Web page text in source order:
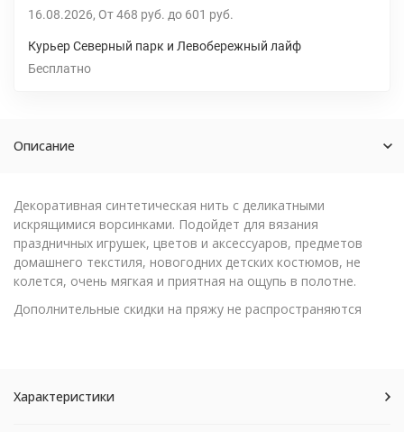
16.08.2026 От 468 руб. до 601 руб.
Курьер Северный парк и Левобережный лайф
Бесплатно
Описание
Декоративная синтетическая нить с деликатными
искрящимися ворсинками. Подойдет для вязания
праздничных игрушек, цветов и аксессуаров, предметов
домашнего текстиля, новогодних детских костюмов, не
колется, очень мягкая и приятная на ощупь в полотне.
Дополнительные скидки на пряжу не распространяются
Характеристики